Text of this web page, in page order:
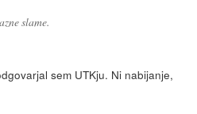
slame.
sem UTKju. Ni nabijanje,